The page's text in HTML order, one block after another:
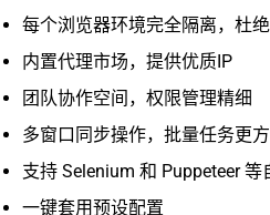
每个浏览器环境完全隔离，杜
内置代理市场，提供优质IP
团队协作空间，权限管理精细
多窗口同步操作，批量任务更
支持 Selenium 和 Puppeteer 等
一键套用预设配置